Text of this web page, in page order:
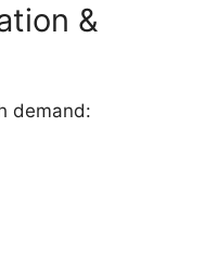
&
demand: